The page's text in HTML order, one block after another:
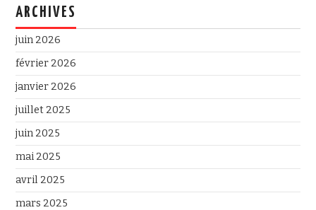
ARCHIVES
juin 2026
février 2026
janvier 2026
juillet 2025
juin 2025
mai 2025
avril 2025
mars 2025